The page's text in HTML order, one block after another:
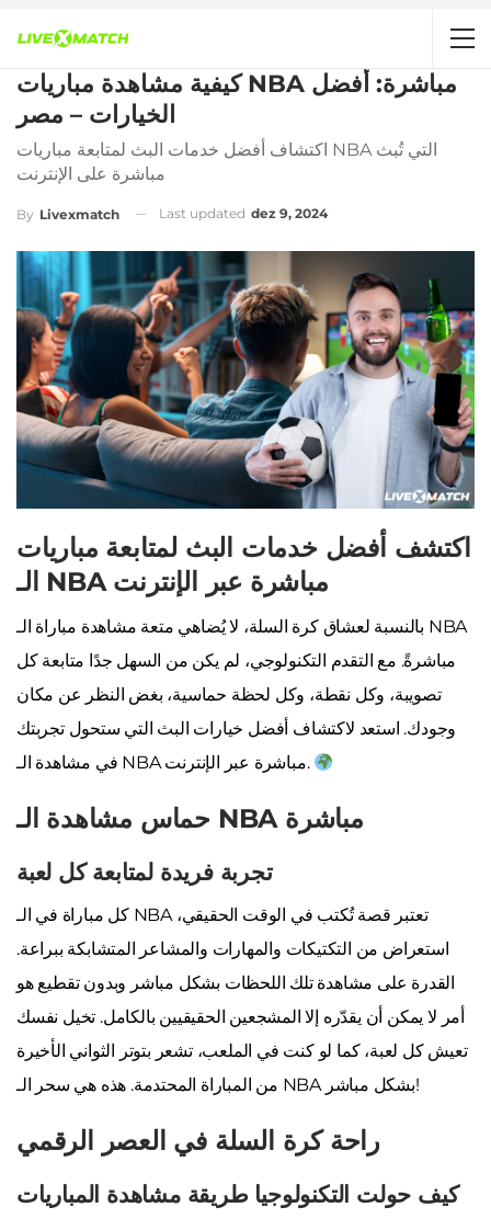
كيفية مشاهدة مباريات NBA مباشرة: أفضل
الخيارات – مصر
اكتشاف أفضل خدمات البث لمتابعة مباريات NBA التي تُبث
مباشرة على الإنترنت
By Livexmatch Last updated dez 9, 2024
اكتشف أفضل خدمات البث لمتابعة مباريات
الـ NBA مباشرة عبر الإنترنت
بالنسبة لعشاق كرة السلة، لا يُضاهي متعة مشاهدة مباراة الـ NBA
مباشرةً. مع التقدم التكنولوجي، لم يكن من السهل جدًا متابعة كل
تصويبة، وكل نقطة، وكل لحظة حماسية، بغض النظر عن مكان
وجودك. استعد لاكتشاف أفضل خيارات البث التي ستحول تجربتك
في مشاهدة الـ NBA مباشرة عبر الإنترنت.
حماس مشاهدة الـ NBA مباشرة
تجربة فريدة لمتابعة كل لعبة
كل مباراة في الـ NBA تعتبر قصة تُكتب في الوقت الحقيقي،
استعراض من التكتيكات والمهارات والمشاعر المتشابكة ببراعة.
القدرة على مشاهدة تلك اللحظات بشكل مباشر وبدون تقطيع هو
أمر لا يمكن أن يقدّره إلا المشجعين الحقيقيين بالكامل. تخيل نفسك
تعيش كل لعبة، كما لو كنت في الملعب، تشعر بتوتر الثواني الأخيرة
من المباراة المحتدمة. هذه هي سحر الـ NBA بشكل مباشر!
راحة كرة السلة في العصر الرقمي
كيف حولت التكنولوجيا طريقة مشاهدة المباريات